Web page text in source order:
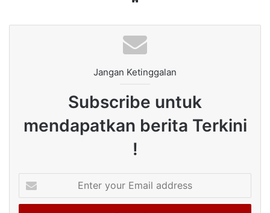
Jangan Ketinggalan
Subscribe untuk
mendapatkan berita Terkini
!
your
Email